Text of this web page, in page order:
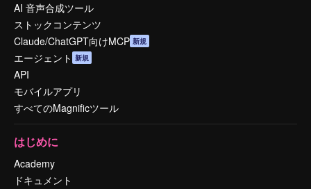
AI 音声合成ツール
ストックコンテンツ
Claude/ChatGPT向けMCP 新規
エージェント 新規
API
モバイルアプリ
すべてのMagnificツール
はじめに
Academy
ドキュメント